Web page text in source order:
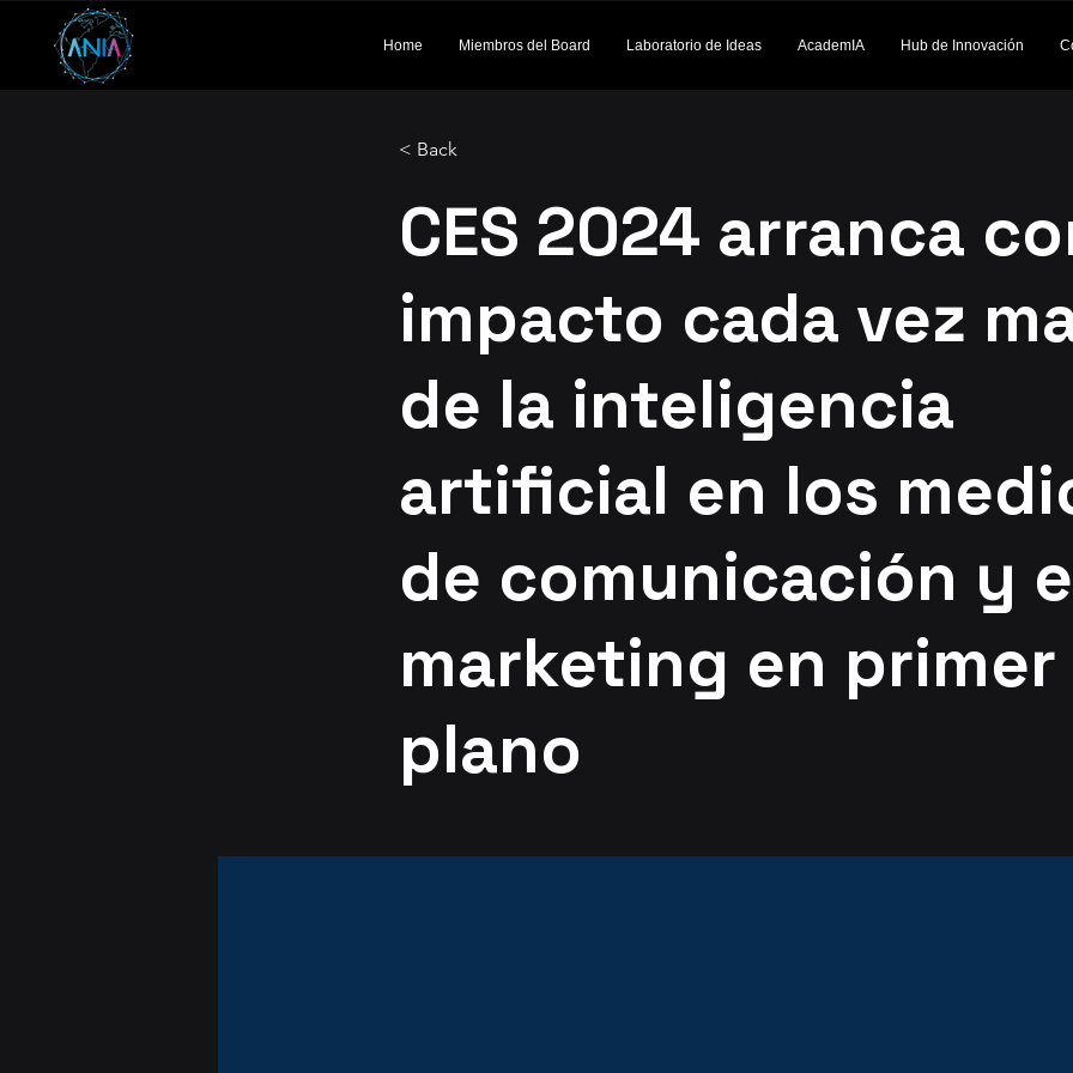
Home Miembros del Board Laboratorio de Ideas AcademIA Hub de Innovación
< Back
CES 2024 arranca
impacto cada vez
de la inteligencia
artificial en los
de comunicación y
marketing en primer
plano